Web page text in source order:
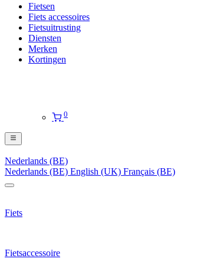
Fietsen
Fiets accessoires
Fietsuitrusting
Diensten
Merken
Kortingen
0
Nederlands (BE)
Nederlands (BE) English (UK) Français (BE)
Fiets
Fietsaccessoire